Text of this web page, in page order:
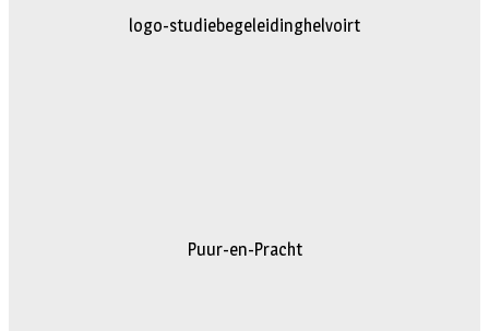
logo-studiebegeleidinghelvoirt
Puur-en-Pracht